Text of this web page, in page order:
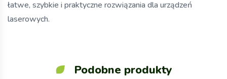
łatwe, szybkie i praktyczne rozwiązania dla urządzeń
laserowych.
Podobne produkty